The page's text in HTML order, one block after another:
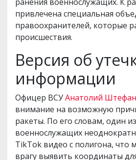
ранения военнослужащих. К
привлечена специальная
правоохранителей, которые
происшествия.
Версия об
информации
Офицер ВСУАнатолий Штефан
внимание на возможную
ракеты. По его словам, один из
военнослужащих
TikTok видео с полигона, что
врагу выявить координаты